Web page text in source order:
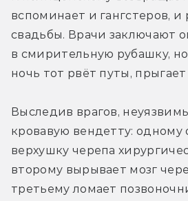
вспоминает и гангстеров, и
свадьбы. Врачи заключают
в смирительную рубашку,
ночь тот рвёт путы, прыгает
Выследив врагов,
кровавую вендетту: одному
верхушку черепа
второму вырывает мозг
третьему ломает